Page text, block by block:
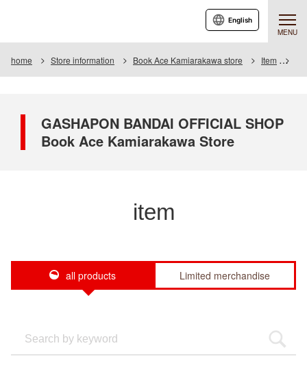
MENU
English
home Store information Book Ace Kamiarakawa store Item
GASHAPON BANDAI OFFICIAL SHOP
Book Ace Kamiarakawa Store
item
all products Limited merchandise